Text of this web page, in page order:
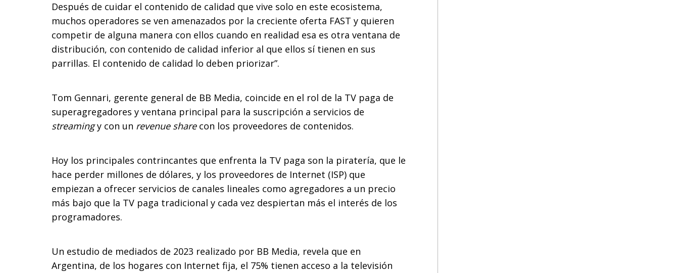
Después de cuidar el contenido de calidad que vive solo en este ecosistema,
muchos operadores se ven amenazados por la creciente oferta FAST y quieren
competir de alguna manera con ellos cuando en realidad esa es otra ventana de
distribución, con contenido de calidad inferior al que ellos sí tienen en sus
parrillas. El contenido de calidad lo deben priorizar”.
Tom Gennari, gerente general de BB Media, coincide en el rol de la TV paga de
superagregadores y ventana principal para la suscripción a servicios de
streamingy con un revenue sharecon los proveedores de contenidos.
Hoy los principales contrincantes que enfrenta la TV paga son la piratería, que le
hace perder millones de dólares, y los proveedores de Internet (ISP) que
empiezan a ofrecer servicios de canales lineales como agregadores a un precio
más bajo que la TV paga tradicional y cada vez despiertan más el interés de los
programadores.
Un estudio de mediados de 2023 realizado por BB Media, revela que en
Argentina, de los hogares con Internet fija, el 75% tienen acceso a la televisión